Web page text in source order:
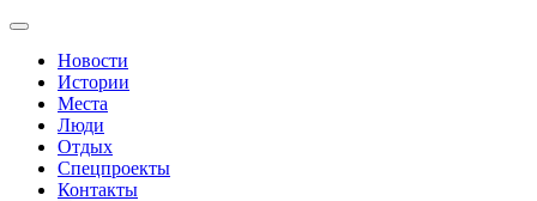
Новости
Истории
Места
Люди
Отдых
Спецпроекты
Контакты